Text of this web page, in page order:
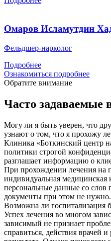
Омаров Исламутдин
Фельдшер-нарколог
Подробнее
Ознакомиться подробнее
Обратите внимание
Часто задаваемые
Могу ли я быть уверен, что
узнают о том, что я прохожу
Клиника «Боткинский центр
политики строгой
разглашает информацию о
При прохождении лечения на
индивидуальная медицинская
персональные данные со слов
документы при этом не нужно.
Возможна ли госпитализация
Успех лечения во многом
зависимый не признает
справиться, действия врачей